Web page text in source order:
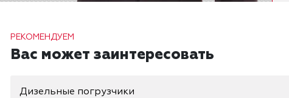
РЕКОМЕНДУЕМ
Вас может заинтересовать
Дизельные погрузчики